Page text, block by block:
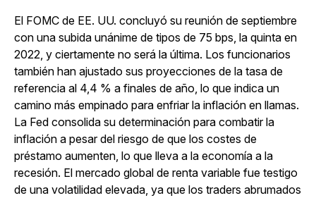
El FOMC de EE. UU. concluyó su reunión de septiembre
con una subida unánime de tipos de 75 bps, la quinta en
2022, y ciertamente no será la última. Los funcionarios
también han ajustado sus proyecciones de la tasa de
referencia al 4,4 % a finales de año, lo que indica un
camino más empinado para enfriar la inflación en llamas.
La Fed consolida su determinación para combatir la
inflación a pesar del riesgo de que los costes de
préstamo aumenten, lo que lleva a la economía a la
recesión. El mercado global de renta variable fue testigo
de una volatilidad elevada, ya que los traders abrumados